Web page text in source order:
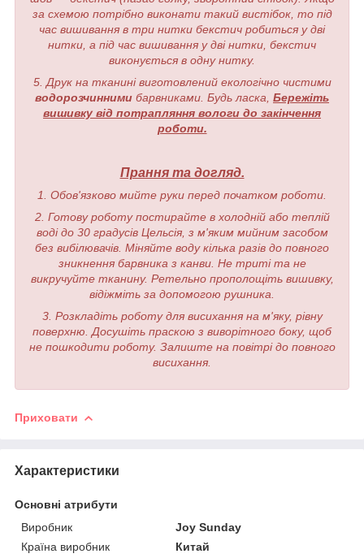
за схемою потрібно виконати такий вистібок, то під
час вишивання в три нитки бекстич робиться у дві
нитки, а під час вишивання у дві нитки, бекстич
виконується в одну нитку.
5. Друк на тканині виготовлений екологічно чистими
водорозчинними барвниками. Будь ласка, Бережіть
вишивку від потрапляння вологи до закінчення
роботи.
Прання та догляд.
1. Обов'язково мийте руки перед початком роботи.
2. Готову роботу постирайте в холодній або теплій
воді до 30 градусів Цельсія, з м'яким мийним засобом
без вибілювачів. Міняйте воду кілька разів до повного
зникнення барвника з канви. Не триті та не
викручуйте тканину. Ретельно прополощіть вишивку,
відіжміть за допомогою рушника.
3. Розкладіть роботу для висихання на м'яку, рівну
поверхню. Досушіть праскою з виворітного боку, щоб
не пошкодити роботу. Залиште на повітрі до повного
висихання.
Приховати
Характеристики
Основні атрибути
Виробник
Joy Sunday
Країна виробник
Китай